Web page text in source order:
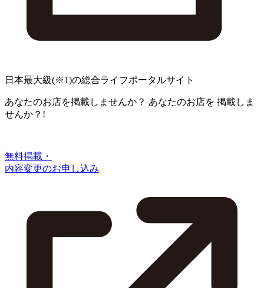
日本最大級(※1)の総合ライフポータルサイト
あなたのお店を掲載しませんか？ あなたのお店を 掲載しま
せんか？!
無料掲載・
内容変更のお申し込み